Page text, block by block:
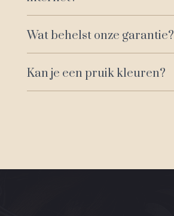
Wat behelst onze garantie?
Kan je een pruik kleuren?